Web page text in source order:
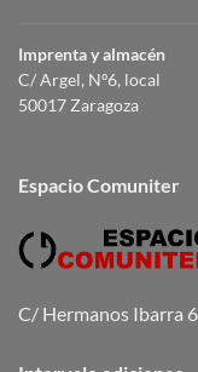
Imprenta y almacén
C/ Argel, Nº6, local
50017 Zaragoza
Espacio Comuniter
C/ Hermanos Ibarra